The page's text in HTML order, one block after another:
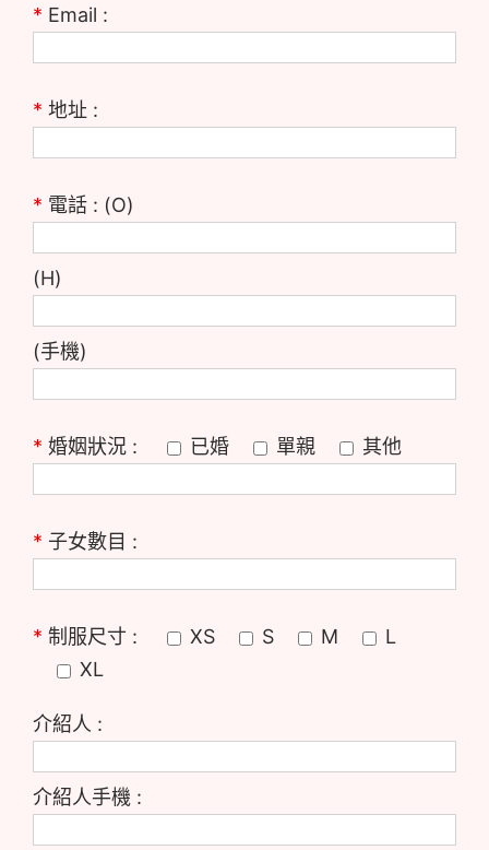
* Email :
* 地址 :
* 電話 : (O)
(H)
(手機)
* 婚姻狀況 : 已婚 單親 其他
* 子女數目 :
* 制服尺寸 : XS S M
L
XL
介紹人 :
介紹人手機 :